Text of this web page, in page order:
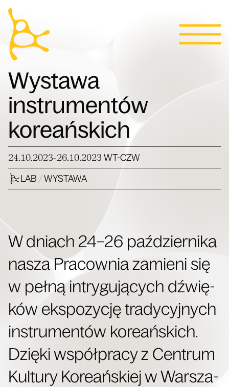
Aktualności
Programy
Bilety
Kontakt
Wystawa
instrumentów
koreańskich
24.10.2023-26.10.2023 WT-CZW
LAB / WYSTAWA
W dniach 24–26 paź­dzier­ni­ka
nasza Pra­cow­nia zamie­ni się
w peł­ną intry­gu­ją­cych dźwię­
ków eks­po­zy­cję tra­dy­cyj­nych
instru­men­tów kore­ań­skich.
Dzię­ki współ­pra­cy z Cen­trum
Kul­tu­ry Kore­ań­skiej w War­sza­